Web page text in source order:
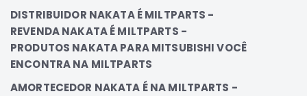
Câmbio
Elétrica
Acessórios
DISTRIBUIDOR NAKATA É MILTPARTS -
REVENDA NAKATA É MILTPARTS -
PRODUTOS NAKATA PARA MITSUBISHI VOCÊ
ENCONTRA NA MILTPARTS
AMORTECEDOR NAKATA É NA MILTPARTS -